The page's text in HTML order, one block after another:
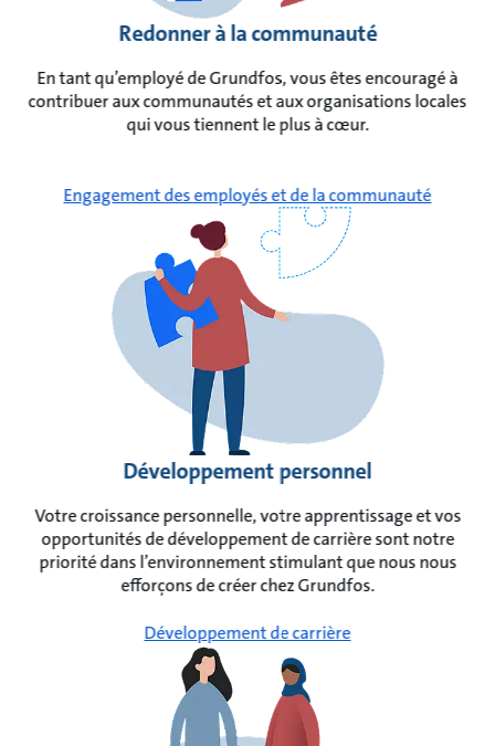
Redonner à la communauté
En tant qu’employé de Grundfos, vous êtes encouragé à
contribuer aux communautés et aux organisations locales
qui vous tiennent le plus à cœur.
Engagement des employés et de la communauté
Développement personnel
Votre croissance personnelle, votre apprentissage et vos
opportunités de développement de carrière sont notre
priorité dans l’environnement stimulant que nous nous
efforçons de créer chez Grundfos.
Développement de carrière